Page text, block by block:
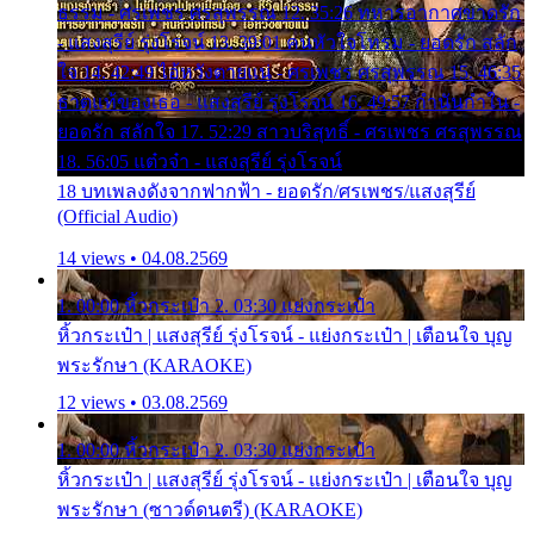
ธรรม - ศรเพชร ศรสุพรรณ 12. 35:26 ทหารอากาศขาดรัก
- แสงสุรีย์ รุ่งโรจน์ 13. 39:01 คนหัวใจโทรม - ยอดรัก สลัก
ใจ 14. 42:49 ไอ้หวังตายแน่ - ศรเพชร ศรสุพรรณ 15. 46:35
ธาตุแท้ของเธอ - แสงสุรีย์ รุ่งโรจน์ 16. 49:57 กำนันกำใน -
ยอดรัก สลักใจ 17. 52:29 สาวบริสุทธิ์ - ศรเพชร ศรสุพรรณ
18. 56:05 แต๋วจ๋า - แสงสุรีย์ รุ่งโรจน์
18 บทเพลงดังจากฟากฟ้า - ยอดรัก/ศรเพชร/แสงสุรีย์
(Official Audio)
14 views • 04.08.2569
1. 00:00 หิ้วกระเป๋า 2. 03:30 แย่งกระเป๋า
หิ้วกระเป๋า | แสงสุรีย์ รุ่งโรจน์ - แย่งกระเป๋า | เตือนใจ บุญ
พระรักษา (KARAOKE)
12 views • 03.08.2569
1. 00:00 หิ้วกระเป๋า 2. 03:30 แย่งกระเป๋า
หิ้วกระเป๋า | แสงสุรีย์ รุ่งโรจน์ - แย่งกระเป๋า | เตือนใจ บุญ
พระรักษา (ซาวด์ดนตรี) (KARAOKE)